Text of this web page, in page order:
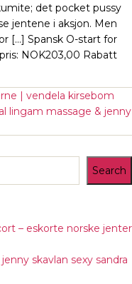
det pocket pussy
jentene i aksjon. Men
[…] Spansk O-start for
NOK203,00 Rabatt
| vendela kirsebom
lingam massage & jenny
Search
– eskorte norske jenter
skavlan sexy sandra